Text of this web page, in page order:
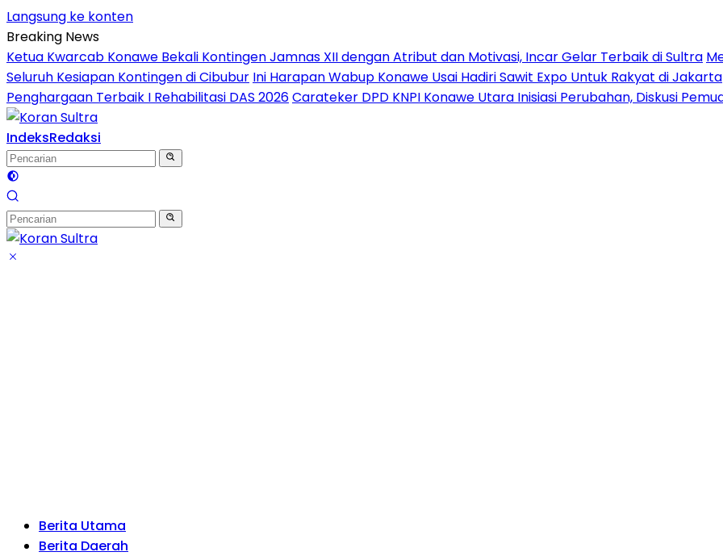
Langsung ke konten
Breaking News
Ketua Kwarcab Konawe Bekali Kontingen Jamnas XII dengan Atribut dan Motivasi, Incar Gelar Terbaik di Sultra
Seluruh Kesiapan Kontingen di Cibubur Ini Harapan Wabup Konawe Usai Hadiri Sawit Expo Untuk Rakyat di Jakarta
Penghargaan Terbaik I Rehabilitasi DAS 2026Carateker DPD KNPI Konawe Utara Inisiasi Perubahan, Diskusi
IndeksRedaksi
Berita Utama
Berita Daerah